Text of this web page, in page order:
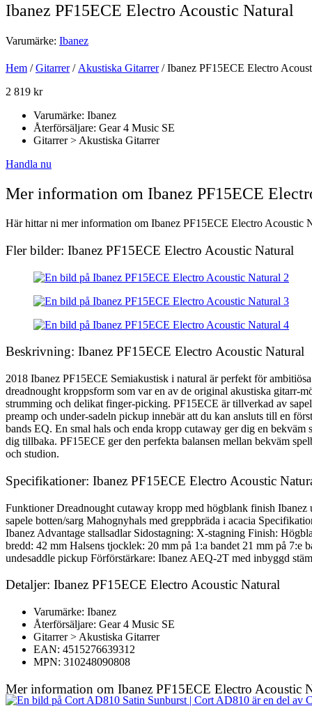
Ibanez PF15ECE Electro Acoustic Natural
Varumärke: Ibanez
Hem /Gitarrer/Akustiska Gitarrer/ Ibanez PF15ECE Electro
2 819 kr
Varumärke: Ibanez
Återförsäljare: Gear 4 Music SE
Gitarrer > Akustiska Gitarrer
Handla nu
Mer information om Ibanez PF15ECE
Här hittar ni mer information om Ibanez PF15ECE Electro
Fler bilder: Ibanez PF15ECE Electro Acoustic Natural
Beskrivning: Ibanez PF15ECE Electro Acoustic Natural
2018 Ibanez PF15ECE Semiakustisk i natural är perfekt för
dreadnought kroppsform som var en av de original akustiska gitarr-
strumming och delikat finger-picking. PF15ECE är tillverkad av
preamp och under-sadeln pickup innebär att du kan ansluts till en
bands EQ. En smal hals och enda kropp cutaway ger dig en bekväm
dig tillbaka. PF15ECE ger den perfekta balansen mellan bekväm
och studion.
Specifikationer: Ibanez PF15ECE Electro Acoustic
Funktioner Dreadnought cutaway kropp med högblank finish
sapele botten/sarg Mahognyhals med greppbräda i acacia
Ibanez Advantage stallsadlar Sidostagning: X-stagning Finish:
bredd: 42 mm Halsens tjocklek: 20 mm på 1:a bandet 21 mm på
undesaddle pickup Förförstärkare: Ibanez AEQ-2T med inbyggd
Detaljer: Ibanez PF15ECE Electro Acoustic Natural
Varumärke: Ibanez
Återförsäljare: Gear 4 Music SE
Gitarrer > Akustiska Gitarrer
EAN: 4515276639312
MPN: 310248090808
Mer information om Ibanez PF15ECE Electro Acoustic